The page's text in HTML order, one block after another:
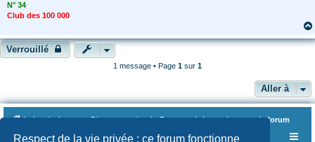
Respect de la vie privée : ce forum fonctionne
N° 34
Club des 100 000
Verrouillé
1 message • Page 1 sur 1
Aller à
Index du forum Divers au sujet du Forum Informations sur le forum